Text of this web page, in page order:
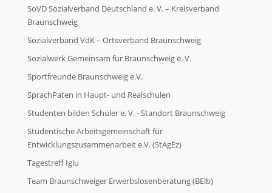
SoVD Sozialverband Deutschland e. V. – Kreisverband
Braunschweig
Sozialverband VdK – Ortsverband Braunschweig
Sozialwerk Gemeinsam für Braunschweig e. V.
Sportfreunde Braunschweig e.V.
SprachPaten in Haupt- und Realschulen
Studenten bilden Schüler e. V. - Standort Braunschweig
Studentische Arbeitsgemeinschaft für
Entwicklungszusammenarbeit e.V. (StAgEz)
Tagestreff Iglu
Team Braunschweiger Erwerbslosenberatung (BElb)